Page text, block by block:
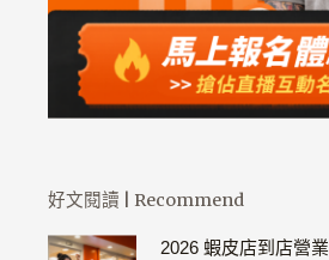
好文閱讀 | Recommend
2026 蝦皮店到店營